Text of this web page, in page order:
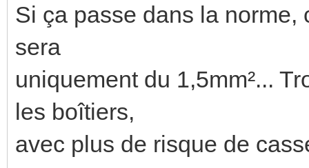
Si ça passe dans la norme,
sera
uniquement du 1,5mm²...
les boîtiers,
avec plus de risque de